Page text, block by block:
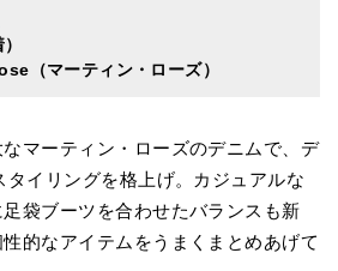
（マーティン・ローズ）
マーティン・ローズのデニムで、デ
タイリングを格上げ。カジュアルな
袋ブーツを合わせたバランスも新
的なアイテムをうまくまとめあげて